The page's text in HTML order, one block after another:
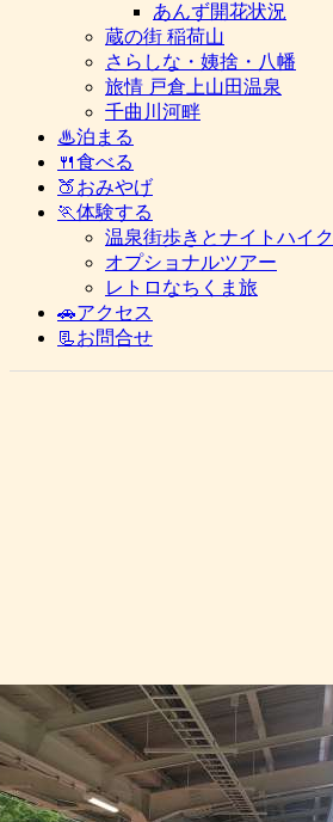
あんず開花状況
蔵の街 稲荷山
さらしな・姨捨・八幡
旅情 戸倉上山田温泉
千曲川河畔
♨泊まる
🍴食べる
🍑おみやげ
🏃体験する
温泉街歩きとナイトハイク
オプショナルツアー
レトロなちくま旅
🚗アクセス
📃お問合せ